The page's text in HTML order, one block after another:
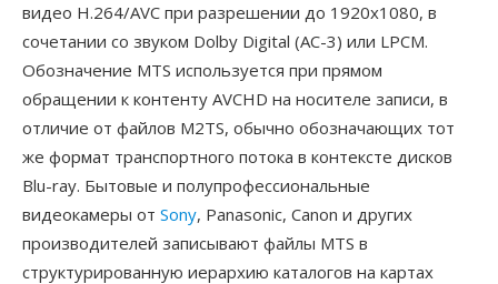
видео H.264/AVC при разрешении до 1920x1080, в
сочетании со звуком Dolby Digital (AC-3) или LPCM.
Обозначение MTS используется при прямом
обращении к контенту AVCHD на носителе записи, в
отличие от файлов M2TS, обычно обозначающих тот
же формат транспортного потока в контексте дисков
Blu-ray. Бытовые и полупрофессиональные
видеокамеры от Sony, Panasonic, Canon и других
производителей записывают файлы MTS в
структурированную иерархию каталогов на картах